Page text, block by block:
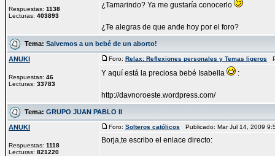
Respuestas: 1138
Lecturas: 403893
¿Tamarindo? Ya me gustaría conocerlo
¿Te alegras de que ande hoy por el foro?
Tema: Salvemos a un bebé de un aborto!
ANUKI
Respuestas: 46
Lecturas: 33783
Foro: Relax: Reflexiones personales y Temas ligeros
Y aquí está la preciosa bebé Isabella :
http://davnoroeste.wordpress.com/
Tema: GRUPO JUAN PABLO II
ANUKI
Respuestas: 1118
Lecturas: 821220
Foro: Solteros católicos Publicado: Mar Jul 14, 2009
Borja,te escribo el enlace directo: